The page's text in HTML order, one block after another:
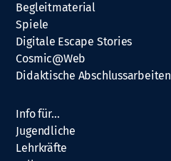
Begleitmaterial
Spiele
Digitale Escape Stories
Cosmic@Web
Didaktische Abschlussarbeiten
Info für…
Jugendliche
Lehrkräfte